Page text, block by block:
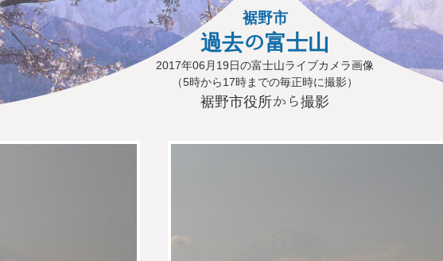
裾野市
過去の富士山
2017年06月19日の富士山ライブカメラ画像
（5時から17時までの毎正時に撮影）
裾野市役所から撮影